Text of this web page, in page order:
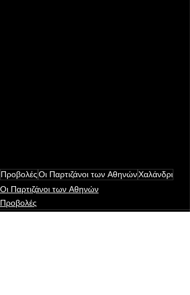
ΠροβολέςΟι Παρτιζάνοι των ΑθηνώνΧαλάνδρι
Οι Παρτιζάνοι των Αθηνών
Προβολές